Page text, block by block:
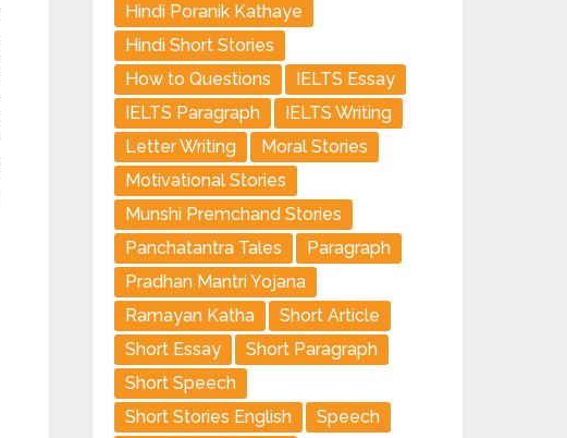
Hindi Poranik Kathaye
Hindi Short Stories
How to Questions
IELTS Essay
IELTS Paragraph
IELTS Writing
Letter Writing
Moral Stories
Motivational Stories
Munshi Premchand Stories
Panchatantra Tales
Paragraph
Pradhan Mantri Yojana
Ramayan Katha
Short Article
Short Essay
Short Paragraph
Short Speech
Short Stories English
Speech